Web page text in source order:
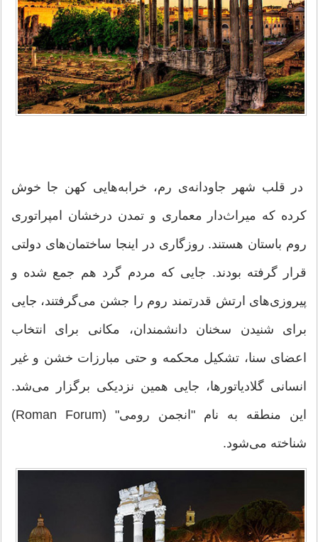
در قلب شهر جاودانه‌ی رم، خرابه‌هایی کهن جا خوش
کرده که میراث‌دار معماری و تمدن درخشان امپراتوری
روم باستان هستند. روزگاری در اینجا ساختمان‌های دولتی
قرار گرفته بودند. جایی که مردم گرد هم جمع شده و
پیروزی‌های ارتش قدرتمند روم را جشن می‌گرفتند، جایی
برای شنیدن سخنان دانشمندان، مکانی برای انتخاب
اعضای سنا، تشکیل محکمه و حتی مبارزات خشن و غیر
انسانی گلادیاتورها، جایی همین نزدیکی برگزار می‌شد.
این منطقه به نام "انجمن رومی" (Roman Forum)
شناخته می‌شود.